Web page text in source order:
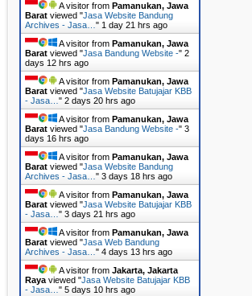
A visitor from Pamanukan, Jawa
Barat viewed "Jasa Website Bandung
Archives - Jasa… " 1 day 21 hrs ago
A visitor from Pamanukan, Jawa
Barat viewed "Jasa Bandung Website -" 2
days 12 hrs ago
A visitor from Pamanukan, Jawa
Barat viewed "Jasa Website Batujajar KBB
- Jasa… " 2 days 20 hrs ago
A visitor from Pamanukan, Jawa
Barat viewed "Jasa Bandung Website -" 3
days 16 hrs ago
A visitor from Pamanukan, Jawa
Barat viewed "Jasa Website Bandung
Archives - Jasa… " 3 days 18 hrs ago
A visitor from Pamanukan, Jawa
Barat viewed "Jasa Website Batujajar KBB
- Jasa… " 3 days 21 hrs ago
A visitor from Pamanukan, Jawa
Barat viewed "Jasa Web Bandung
Archives - Jasa… " 4 days 13 hrs ago
A visitor from Jakarta, Jakarta
Raya viewed "Jasa Website Batujajar KBB
- Jasa… " 5 days 10 hrs ago